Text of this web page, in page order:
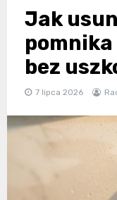
Jak
bez
7 lipca 2026